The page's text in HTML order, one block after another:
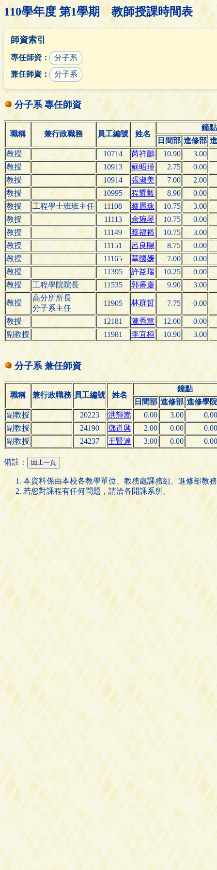
110學年度 第1學期 教師授課時間表
師資索引
專任師資：
分子系
兼任師資：
分子系
分子系 專任師資
職稱 兼行政職務 員工編號 姓名
鐘點
日間部 進修部
教授
10714 芮祥鵬 10.90
3.00
教授
10913 蘇昭瑾 2.75
0.00
教授
10914 張淑美 7.00
2.00
教授
10995 程耀毅 8.90
0.00
教授
工程學士班班主任 11108 蔡麗珠 10.75
3.00
教授
11113 余琬琴 10.75
0.00
教授
11149 蔡福裕 10.75
3.00
教授
11151 呂良賜 8.75
0.00
教授
11165 華國媛 7.00
0.00
教授
11395 許益瑞 10.25
0.00
教授
工程學院院長 11535 郭霽慶 9.90 3.00
教授
高分所所長
分子系主任
11905 林群哲 7.75 0.00
教授 12181 陳秀慧 12.00
0.00
副教授
11981 李宜桓 10.90 3.00
分子系 兼任師資
職稱 兼行政職務 員工編號 姓名
鐘點
日間部 進修部 進修學院
副教授
20223 洪輝嵩 0.00 3.00
0.00
副教授
24190 鄧道興 2.00 0.00
0.00
副教授
24237 王賢達 3.00 0.00 0.00
備註：
本資料係由本校各教學單位、教務處課務組、進修部教
若您對課程有任何問題，請洽各開課系所。